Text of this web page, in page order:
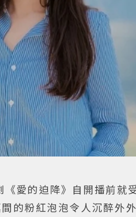
《愛的迫降》自開播前就
的粉紅泡泡令人沉醉外